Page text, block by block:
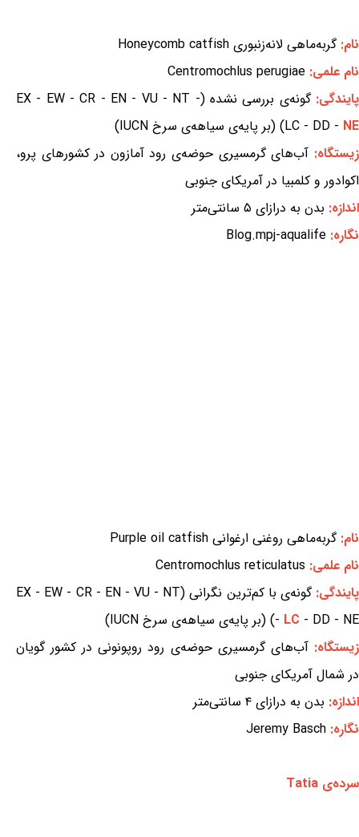
نام:گربه‌ماهی لانه‌زنبوری Honeycomb catfish
نام علمی: Centromochlus perugiae
پایندگی:
گونه‌ی بررسی نشده (EX - EW - CR - EN - VU - NT -
LC - DD - NE
) (بر پایه‌ی سیاهه‌ی سرخ IUCN)
زیستگاه: آب‌های گرمسیری حوضه‌ی رود آمازون در کشورهای پرو،
اکوادور و کلمبیا در آمریکای جنوبی
اندازه: بدن به درازای ۵ سانتی‌متر
نگاره: Blog.mpj-aqualife
نام:گربه‌ماهی روغنی ارغوانی Purple oil catfish
نام علمی: Centromochlus reticulatus
پایندگی:
گونه‌ی با کم‌ترین نگرانی (EX - EW - CR - EN - VU - NT
- LC - DD - NE) (بر پایه‌ی سیاهه‌ی سرخ IUCN)
زیستگاه:آب‌های گرمسیری حوضه‌ی رود روپونونی در کشور گویان
در شمال آمریکای جنوبی
اندازه: بدن به درازای ۴ سانتی‌متر
نگاره: Jeremy Basch
سرده‌ی Tatia